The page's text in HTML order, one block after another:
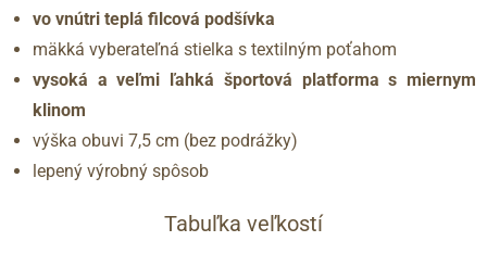
vo vnútri teplá filcová podšívka
mäkká vyberateľná stielka s textilným poťahom
vysoká a veľmi ľahká športová platforma s miernym
klinom
výška obuvi 7,5 cm (bez podrážky)
lepený výrobný spôsob
Tabuľka veľkostí